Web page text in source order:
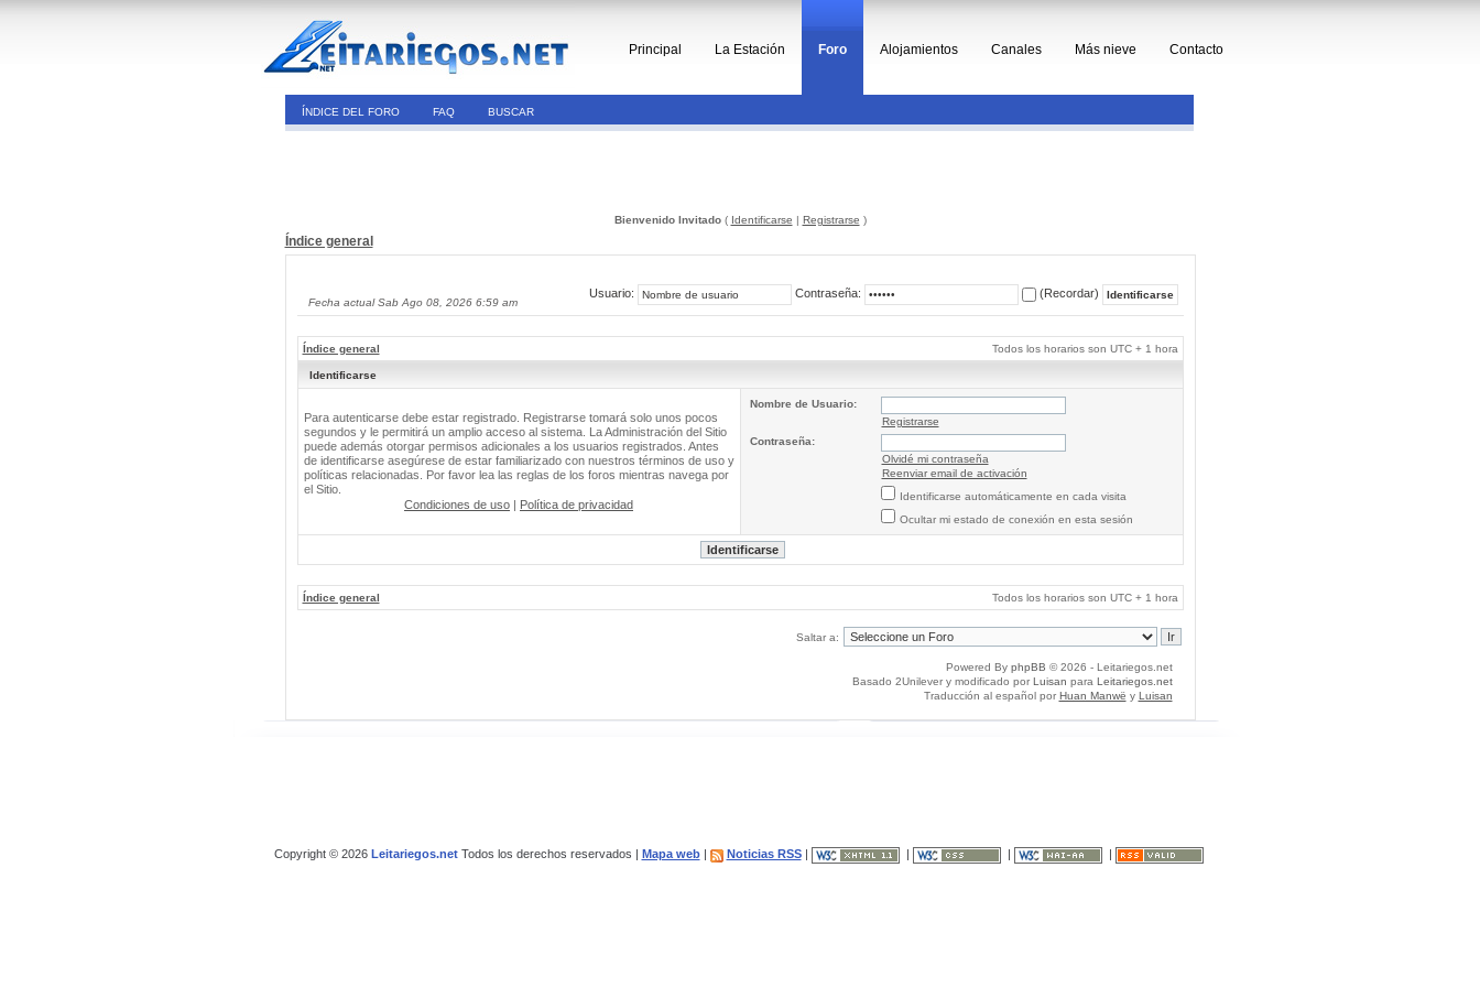
Principal La Estación Foro Alojamientos Canales Más nieve Contacto
ÍNDICE DEL FORO FAQ BUSCAR
Bienvenido Invitado( Identificarse | Registrarse )
Índice general
Fecha actual Sab Ago 08, 2026 6:59 am
Usuario: Contraseña: (Recordar)
Índice general Todos los horarios son UTC + 1 hora
Identificarse
Para autenticarse debe estar registrado. Registrarse tomará solo unos pocos
segundos y le permitirá un amplio acceso al sistema. La Administración del Sitio
puede además otorgar permisos adicionales a los usuarios registrados. Antes
de identificarse asegúrese de estar familiarizado con nuestros términos de uso y
políticas relacionadas. Por favor lea las reglas de los foros mientras navega por
el Sitio.
Condiciones de uso | Política de privacidad
Nombre de Usuario:
Registrarse
Contraseña:
Olvidé mi contraseña
Reenviar email de activación
Identificarse automáticamente en cada visita
Ocultar mi estado de conexión en esta sesión
Índice general Todos los horarios son UTC + 1 hora
Saltar a:
Powered By phpBB © 2026 - Leitariegos.net
Basado 2Unilever y modificado por Luisan para Leitariegos.net
Traducción al español por Huan Manwë y Luisan
Copyright © 2026 Leitariegos.netTodos los derechos reservados | Mapa web| Noticias RSS|